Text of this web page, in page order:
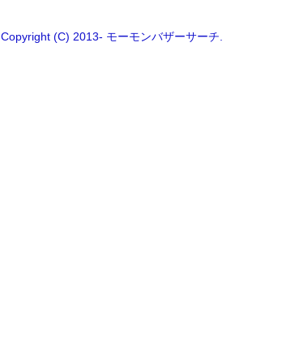
Copyright (C) 2013- モーモンバザーサーチ.